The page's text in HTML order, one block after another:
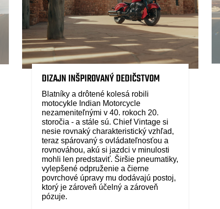
DIZAJN INŠPIROVANÝ DEDIČSTVOM
Blatníky a drôtené kolesá robili
motocykle Indian Motorcycle
nezameniteľnými v 40. rokoch 20.
storočia - a stále sú. Chief Vintage si
nesie rovnaký charakteristický vzhľad,
teraz spárovaný s ovládateľnosťou a
rovnováhou, akú si jazdci v minulosti
mohli len predstaviť. Širšie pneumatiky,
vylepšené odpruženie a čierne
povrchové úpravy mu dodávajú postoj,
ktorý je zároveň účelný a zároveň
pózuje.